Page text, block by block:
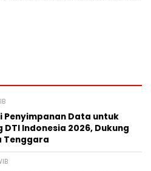
Penyimpanan Data untuk
Indonesia 2026, Dukung
Tenggara